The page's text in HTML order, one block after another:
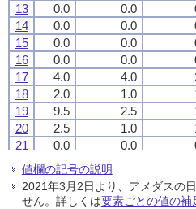
13
0.0 0.0
14
0.0 0.0
15
0.0 0.0
16
0.0 0.0
17
4.0 4.0
18
2.0 1.0
19
9.5 2.5
20
2.5 1.0
21
0.0 0.0
22
0.0
23
0.0 0.0
24
0.5 0.5
13
0.0 0.0
14
0.0 0.0
15
0.0 0.0
16
0.0 0.0
17
4.0 4.0
18
2.0 1.0
19
9.5 2.5
20
2.5 1.0
21
0.0 0.0
22
0.0
23
0.0 0.0
24
0.5 0.5
13
0.0 0.0
14
0.0 0.0
15
0.0 0.0
16
0.0 0.0
17
4.0 4.0
18
2.0 1.0
19
9.5 2.5
20
2.5 1.0
21
0.0 0.0
22
0.0
23
0.0 0.0
24
0.5 0.5
13
0.0 0.0
14
0.0 0.0
15
0.0 0.0
16
0.0 0.0
17
4.0 4.0
18
2.0 1.0
19
9.5 2.5
20
2.5 1.0
21
0.0 0.0
22
0.0
23
0.0 0.0
24
0.5 0.5
値欄の記号の説明
2021年3月2日より、アメダスの
せん。詳しくは要素ごとの値の補